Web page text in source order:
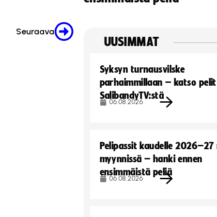
Seuraava
UUSIMMAT
Syksyn turnausvilske
parhaimmillaan – katso pelit
SalibandyTV:stä
06.08.2026
Pelipassit kaudelle
myynnissä – hanki ennen
ensimmäistä peliä
06.08.2026